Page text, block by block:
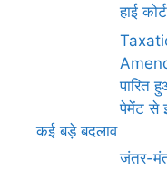
हाई कोर्ट
पारित
पेमेंट से
कई बड़े बदलाव
जंतर-